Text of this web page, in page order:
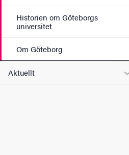
Historien om Göteborgs
universitet
Om Göteborg
Aktuellt